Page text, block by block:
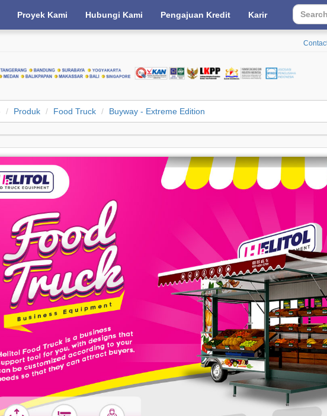
Proyek Kami Hubungi Kami Pengajuan Kredit Karir
Produk Food Truck Buyway - Extreme Edition